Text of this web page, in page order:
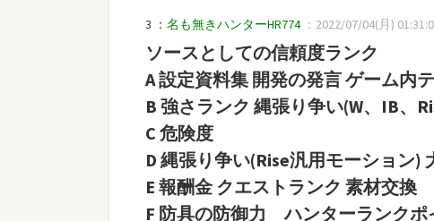
3 ： 名も無きハンターHR774 ：2022/07/04(月)
ソースとしての信頼度ランク
A 設定資料集 開発の発言 ゲーム内
B 強さランク 縄張り争い(W、IB、
C 危険度
D 縄張り争い(Rise汎用モーション)
E 報酬金 クエストランク 素材交
F 防具の防御力 ハンターランクポ